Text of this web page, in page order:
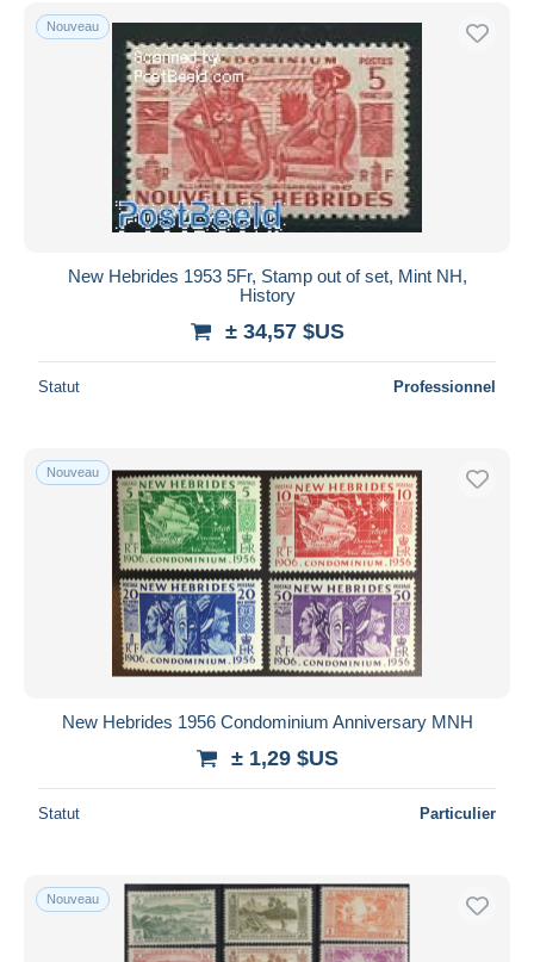
Uniquement en réduction
Livraison gratuite
Méthodes de paiement
PayPal
Virement bancaire
Visa
Mastercard
iDeal
Appliquer
Nouveau
New Hebrides 1953 5Fr, Stamp out of set, Mint NH,
History
± 34,57 $US
Statut Professionnel
Nouveau
New Hebrides 1956 Condominium Anniversary MNH
± 1,29 $US
Statut Particulier
Nouveau